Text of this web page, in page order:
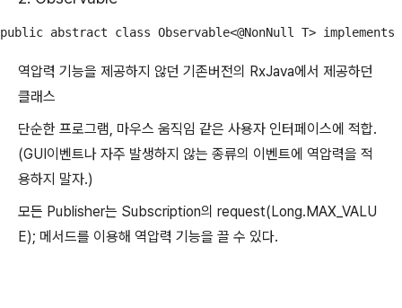
public abstract class Observable<@NonNull T> implements
역압력 기능을 제공하지 않던 기존버전의 RxJava에서 제공하던
클래스
단순한 프로그램, 마우스 움직임 같은 사용자 인터페이스에 적합.
(GUI이벤트나 자주 발생하지 않는 종류의 이벤트에 역압력을 적
용하지 말자.)
모든 Publisher는 Subscription의 request(Long.MAX_VALU
E); 메서드를 이용해 역압력 기능을 끌 수 있다.